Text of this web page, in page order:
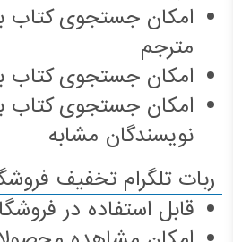
امکان جستجوی کتاب
مترجم
امکان جستجوی کتاب
امکان جستجوی کتاب
نویسندگان مشابه
ربات تلگرام تخفیف
قابل استفاده در